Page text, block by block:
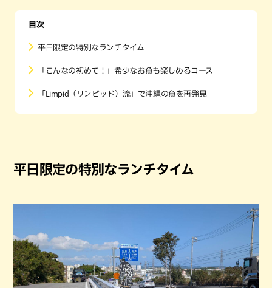
目次
平日限定の特別なランチタイム
「こんなの初めて！」希少なお魚も楽しめるコース
「Limpid（リンピッド）流」で沖縄の魚を再発見
平日限定の特別なランチタイム